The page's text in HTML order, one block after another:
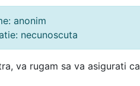
anonim
necunoscuta
va rugam sa va asigurati